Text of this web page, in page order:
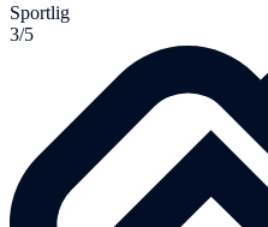
Sportlig
3/5